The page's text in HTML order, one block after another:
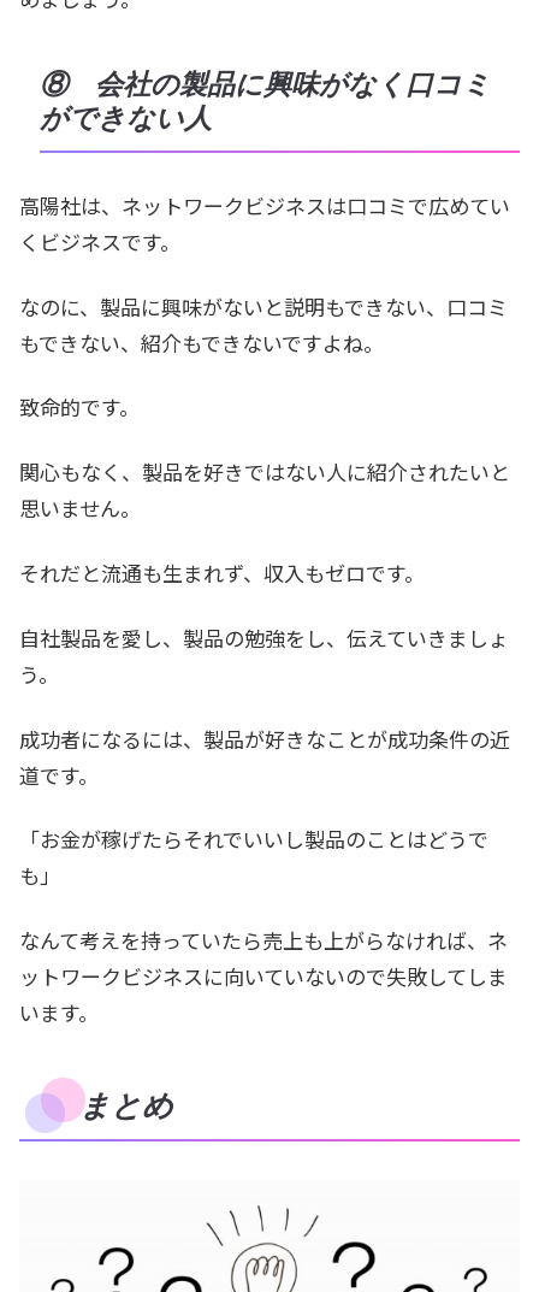
⑧ 会社の製品に興味がなく口コミ
ができない人
高陽社は、ネットワークビジネスは口コミで広めてい
くビジネスです。
なのに、製品に興味がないと説明もできない、口コミ
もできない、紹介もできないですよね。
致命的です。
関心もなく、製品を好きではない人に紹介されたいと
思いません。
それだと流通も生まれず、収入もゼロです。
自社製品を愛し、製品の勉強をし、伝えていきましょ
う。
成功者になるには、製品が好きなことが成功条件の近
道です。
「お金が稼げたらそれでいいし製品のことはどうで
も」
なんて考えを持っていたら売上も上がらなければ、ネ
ットワークビジネスに向いていないので失敗してしま
います。
まとめ